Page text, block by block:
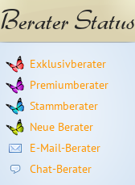
Berater Status
Exklusivberater
Premiumberater
Stammberater
Neue Berater
E-Mail-Berater
Chat-Berater